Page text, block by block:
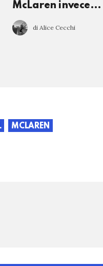
McLaren invece…
di Alice Cecchi
MCLAREN